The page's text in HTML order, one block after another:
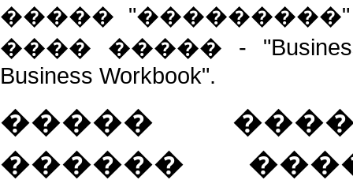
�����
���� ����� - "
Business Workbook".
�����
������